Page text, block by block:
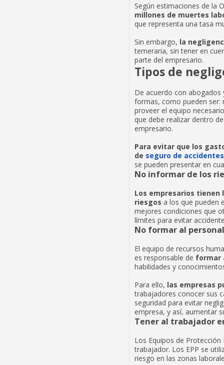
Según estimaciones de la
millones de muertes
que representa una tasa
Sin embargo, la
temeraria, sin tener en
parte del empresario.
Tipos de
De acuerdo con abogados
formas, como pueden ser:
proveer el equipo
que debe realizar dentro
empresario.
Para evitar que los
de seguro de accidentes
se pueden presentar en
No informar de los
Los empresarios tienen
riesgos a los que pueden
mejores condiciones que
límites para evitar
No formar al personal
El equipo de recursos
es responsable de formar
habilidades y
Para ello, las empresas
trabajadores conocer sus
seguridad para evitar
empresa, y así, aumentar
Tener al trabajador
Los Equipos de
trabajador. Los EPP se
riesgo en las zonas